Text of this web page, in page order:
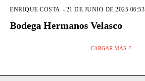
ENRIQUE COSTA - 21 DE JUNIO DE 2025 06:53
Bodega Hermanos Velasco
CARGAR MÁS